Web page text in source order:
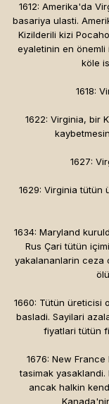
1612: Amerika'da
basariya ulasti.
Kizilderili kizi
eyaletinin en
köle
1618:
1622: Virginia, bir
1627:
1629: Virginia tütün
1634: Maryland
Rus Çari tütün
yakalananlarin ceza
1660: Tütün üreticisi
basladi. Sayilari
fiyatlari tütün
1676: New
tasimak
ancak halkin